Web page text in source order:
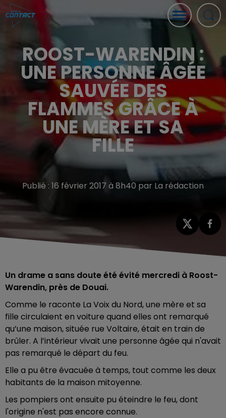
ROOST-WARENDIN :
UNE PERSONNE ÂGÉE
SAUVÉE DES
FLAMMES GRÂCE À
UNE MÈRE ET SA
FILLE
Publié : 16 février 2017 à 8h40 par La rédaction
Un drame a sans doute été évité mercredi à Roost-
Warendin, près de Douai.
Comme le raconte La Voix du Nord, une mère et sa
fille circulaient en voiture quand elles ont remarqué
qu’une maison, située rue Voltaire, était en train de
brûler. A l’intérieur vivait une personne âgée qui n'avait
pas remarqué le départ du feu.
Elle a pu être évacuée à temps, tout comme les deux
habitants de la maison mitoyenne.
Les pompiers ont ensuite pu éteindre le feu, dont
l'origine n'est pas encore connue.